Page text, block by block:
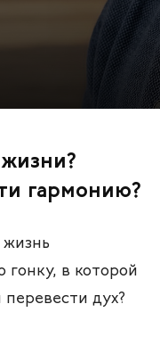
гармонию?
гонку, в которой
дух?